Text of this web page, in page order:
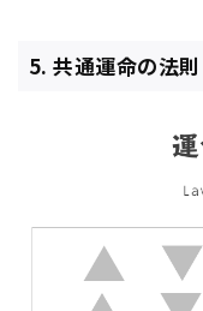
5. 共通運命の法